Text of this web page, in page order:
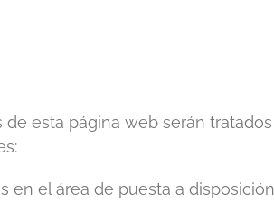
esta página web serán
en el área de puesta a